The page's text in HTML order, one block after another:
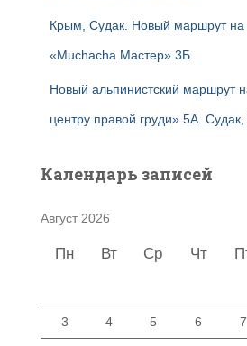
Крым, Судак. Новый маршрут на
«Muchacha Мастер» 3Б
Новый альпинистский маршрут
центру правой груди» 5А.
Календарь записей
Август 2026
Пн Вт Ср Чт
3 4 5 6 7